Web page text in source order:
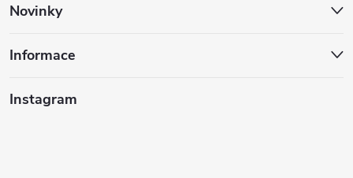
Novinky
Informace
Instagram